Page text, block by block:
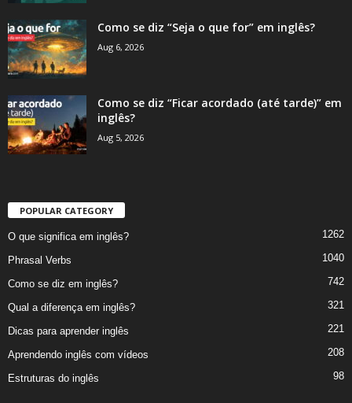
Como se diz “Seja o que for” em inglês?
Aug 6, 2026
Como se diz “Ficar acordado (até tarde)” em
inglês?
Aug 5, 2026
POPULAR CATEGORY
O que significa em inglês? 1262
Phrasal Verbs 1040
Como se diz em inglês? 742
Qual a diferença em inglês? 321
Dicas para aprender inglês 221
Aprendendo inglês com vídeos 208
Estruturas do inglês 98